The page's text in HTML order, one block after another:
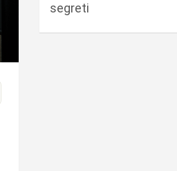
segreti